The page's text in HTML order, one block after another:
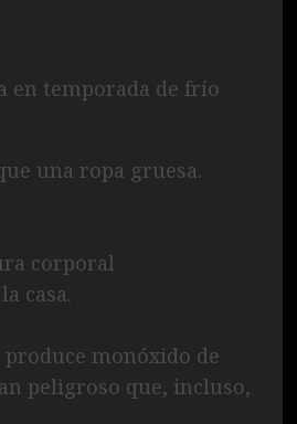
en temporada de frío
una ropa gruesa.
corporal
casa.
monóxido de
peligroso que, incluso,